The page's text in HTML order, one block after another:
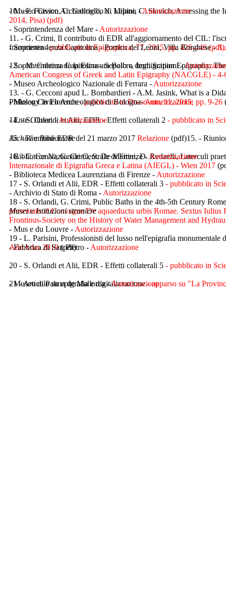
10. - F. Frasson, C. Gabrielli, N. Lapini, C. Slavich, Accessing the
2014, Pisa) (pdf)
11. - G. Crimi, Il contributo di EDR all'aggiornamento del CIL:
frammento -pubblicato in Epigraphica, 77, 2015, pp. 426-446 (pdf)
12. - M. Cristina de la Escosura Balb s, Immigration Epigraphy.
American Congress of Greek and Latin Epigraphy (NACGLE) -
13. - G. Cecconi apud L. Bombardieri - A.M. Jasink, What is a
Philology in Florence- pubblicato in Do-so-mo, 11, 2015, pp. 9-26
14. - S. Orlandi et Alii, EDR - Effetti collaterali 2- pubblicato in
15. - Riunione EDR del 21 marzo 2017Relazione (pdf)15. -
16. - C. Cenati, G. Crimi, S. De Martini, D. Redaelli, Laterculi
Internazionale di Epigrafia Greca e Latina (AIEGL) - Wien 2017
17 - S. Orlandi et Alii, EDR - Effetti collaterali 3- pubblicato in
18 - S. Orlandi, G. Crimi, Public Baths in the 4th-5th Century
presentato al Convegno De aquaeductu urbis Romae. Sextus
Frontinus-Society on the History of Water Management and
19 - L. Parisini, Professionisti del lusso nell'epigrafia monumentale
AdriAtlas 2019(pdf)
20 - S. Orlandi et Alii, EDR - Effetti collaterali 5- pubblicato in
21 - Articolo su epigrafia e digitalizzazione- apparso su "La
- Museo Civico Archeologico di Milano -Autorizzazione
- Soprintendenza del Mare - Autorizzazione
- Soprintendenza Capitolina - Portico dei Leoni, Villa Borghese -
- Soprintendenza Capitolina - Sepolcro degli Scipioni -
- Museo Archeologico Nazionale di Ferrara - Autorizzazione
- Museo Civico Archeologico di Bologna-Autorizzazione
- Ente Oliveri -Autorizzazione
Archivi e Biblioteche
- Biblioteca Nazionale Centrale di Firenze - Autorizzazione
- Biblioteca Medicea Laurenziana di Firenze - Autorizzazione
- Archivio di Stato di Roma - Autorizzazione
Musei e Istituzioni straniere
- Mus e du Louvre - Autorizzazione
- Fabbrica di San Pietro - Autorizzazione
- Museo di Palma de Mallorca -Autorizzazione